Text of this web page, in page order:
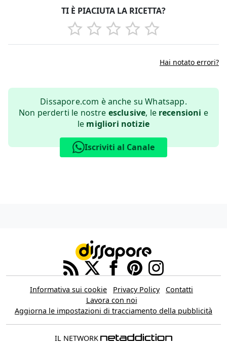
TI È PIACIUTA LA RICETTA?
Hai notato errori?
Dissapore.com è anche su Whatsapp.
Non perderti le nostre esclusive, le recensioni e
le migliori notizie
Iscriviti al Canale
Informativa sui cookie Privacy Policy
Contatti
Lavora con noi
Aggiorna le impostazioni di tracciamento della pubblicità
IL NETWORK